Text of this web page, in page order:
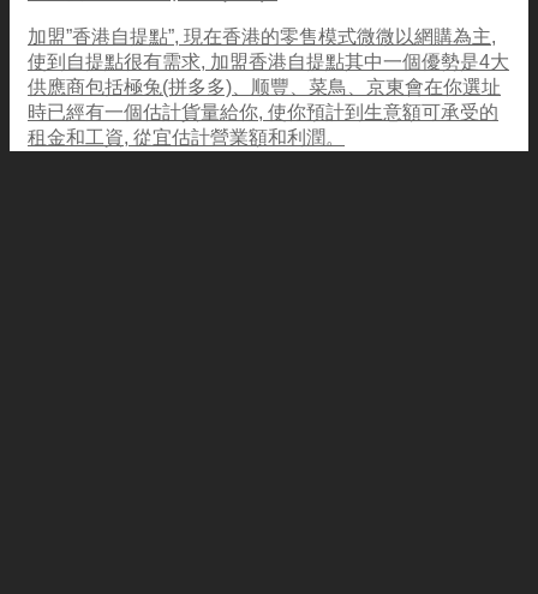
加盟”香港自提點”, 現在香港的零售模式微微以網購為主,
使到自提點很有需求, 加盟香港自提點其中一個優勢是4大
供應商包括極兔(拼多多)、顺豐、菜鳥、京東會在你選址
時已經有一個估計貨量給你, 使你預計到生意額可承受的
租金和工資, 從宜估計營業額和利潤。